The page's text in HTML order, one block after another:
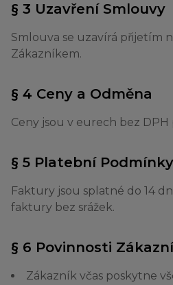
§ 3 Uzavření Smlouvy
Smlouva se uzavírá přijetím
Zákazníkem.
§ 4 Ceny a Odměna
Ceny jsou v eurech bez DPH
§ 5 Platební Podmínky
Faktury jsou splatné do 14
faktury bez srážek.
§ 6 Povinnosti
Zákazník včas poskytne